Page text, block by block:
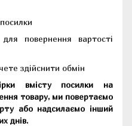
повернення вартості
здійснити обмін
вмісту посилки на
товару, ми повертаємо
або надсилаємо інший
днів.